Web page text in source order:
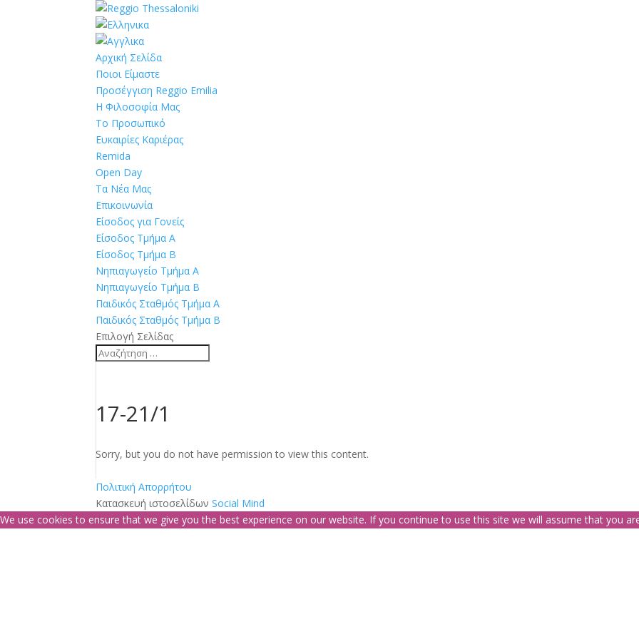
Αρχική Σελίδα
Ποιοι Είμαστε
Προσέγγιση Reggio Emilia
Η Φιλοσοφία Μας
Το Προσωπικό
Ευκαιρίες Καριέρας
Remida
Open Day
Τα Νέα Μας
Επικοινωνία
Είσοδος για Γονείς
Είσοδος Τμήμα Α
Είσοδος Τμήμα Β
Νηπιαγωγείο Τμήμα Α
Νηπιαγωγείο Τμήμα Β
Παιδικός Σταθμός Τμήμα Α
Παιδικός Σταθμός Τμήμα Β
Επιλογή Σελίδας
17-21/1
Sorry, but you do not have permission to view this content.
Πολιτική Απορρήτου
Κατασκευή ιστοσελίδωνSocial Mind
We use cookies to ensure that we give you the best experience on our website. If you continue to use this site we will assume that you